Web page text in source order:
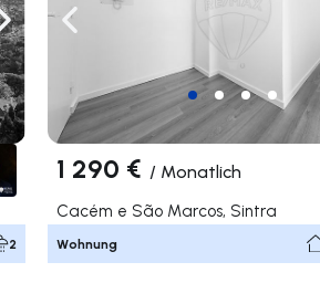
Nach rechts navigieren
2
Nach links navigieren
1 290 € / Monatlich
Cacém e São Marcos, Sintra
Wohnung